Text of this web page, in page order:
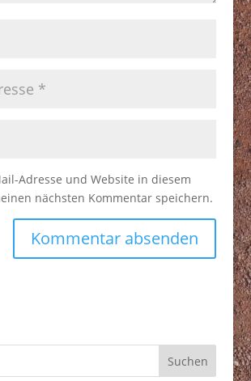
Adresse und Website in diesem
nächsten Kommentar speichern.